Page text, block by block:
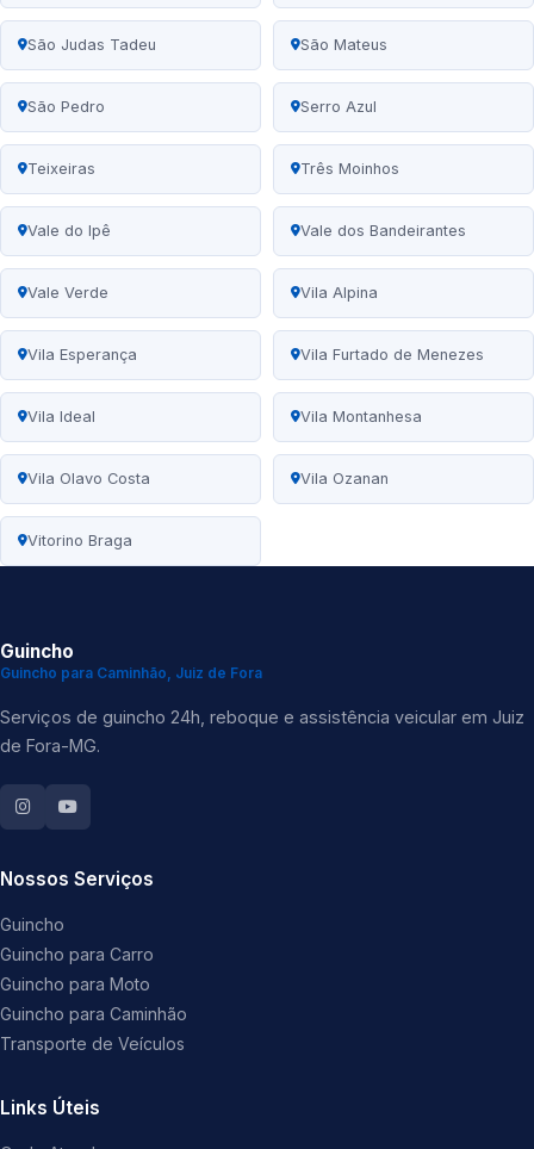
São Judas Tadeu São Mateus
São Pedro Serro Azul
Teixeiras Três Moinhos
Vale do Ipê Vale dos Bandeirantes
Vale Verde Vila Alpina
Vila Esperança Vila Furtado de Menezes
Vila Ideal Vila Montanhesa
Vila Olavo Costa Vila Ozanan
Vitorino Braga
Guincho
Guincho para Caminhão, Juiz de Fora
Serviços de guincho 24h, reboque e assistência veicular em Juiz
de Fora-MG.
Nossos Serviços
Guincho
Guincho para Carro
Guincho para Moto
Guincho para Caminhão
Transporte de Veículos
Links Úteis